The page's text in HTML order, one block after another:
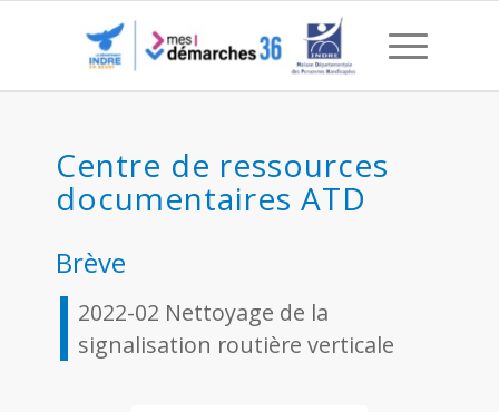
2022-02 Nettoyage de
Centre de ressources
documentaires ATD
Brève
2022-02 Nettoyage de la
signalisation routière verticale